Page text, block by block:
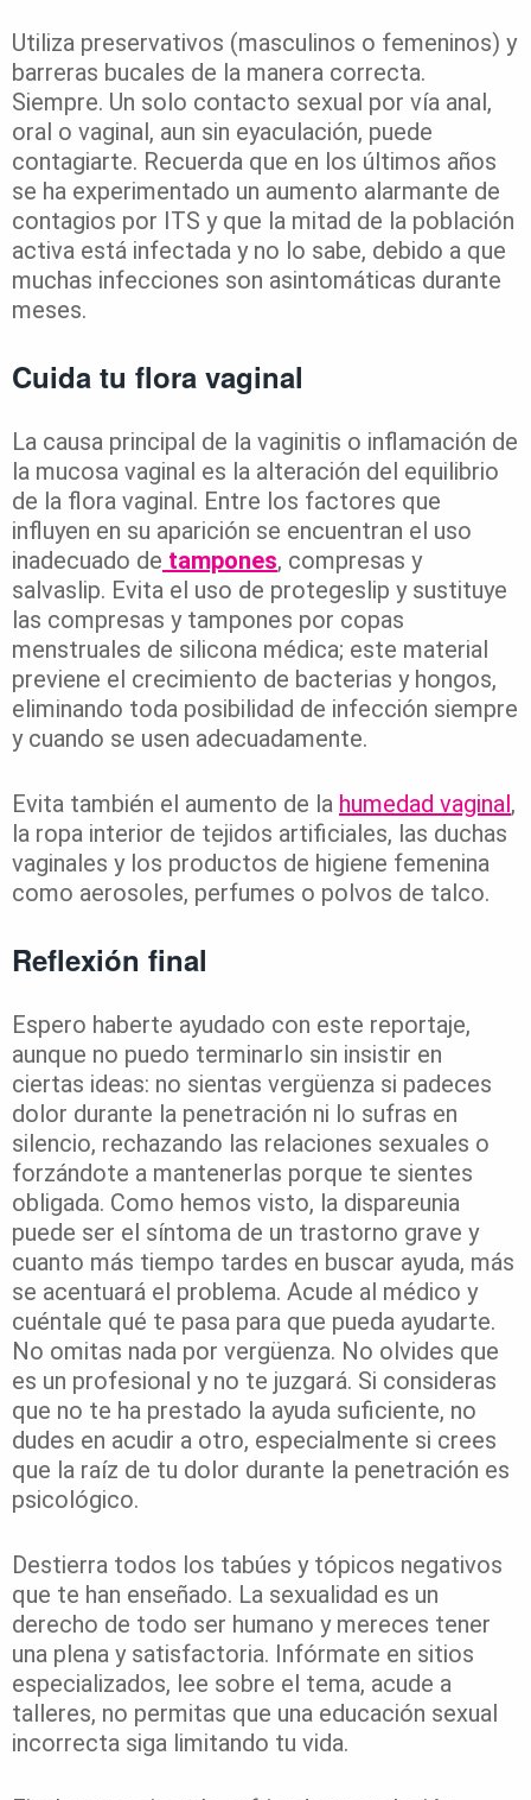
Utiliza preservativos (masculinos o femeninos) y
barreras bucales de la manera correcta.
Siempre. Un solo contacto sexual por vía anal,
oral o vaginal, aun sin eyaculación, puede
contagiarte. Recuerda que en los últimos años
se ha experimentado un aumento alarmante de
contagios por ITS y que la mitad de la población
activa está infectada y no lo sabe, debido a que
muchas infecciones son asintomáticas durante
meses.
Cuida tu flora vaginal
La causa principal de la vaginitis o inflamación de
la mucosa vaginal es la alteración del equilibrio
de la flora vaginal. Entre los factores que
influyen en su aparición se encuentran el uso
inadecuado de tampones, compresas y
salvaslip. Evita el uso de protegeslip y sustituye
las compresas y tampones por copas
menstruales de silicona médica; este material
previene el crecimiento de bacterias y hongos,
eliminando toda posibilidad de infección siempre
y cuando se usen adecuadamente.
Evita también el aumento de la humedad vaginal ,
la ropa interior de tejidos artificiales, las duchas
vaginales y los productos de higiene femenina
como aerosoles, perfumes o polvos de talco.
Reflexión final
Espero haberte ayudado con este reportaje,
aunque no puedo terminarlo sin insistir en
ciertas ideas: no sientas vergüenza si padeces
dolor durante la penetración ni lo sufras en
silencio, rechazando las relaciones sexuales o
forzándote a mantenerlas porque te sientes
obligada. Como hemos visto, la dispareunia
puede ser el síntoma de un trastorno grave y
cuanto más tiempo tardes en buscar ayuda, más
se acentuará el problema. Acude al médico y
cuéntale qué te pasa para que pueda ayudarte.
No omitas nada por vergüenza. No olvides que
es un profesional y no te juzgará. Si consideras
que no te ha prestado la ayuda suficiente, no
dudes en acudir a otro, especialmente si crees
que la raíz de tu dolor durante la penetración es
psicológico.
Destierra todos los tabúes y tópicos negativos
que te han enseñado. La sexualidad es un
derecho de todo ser humano y mereces tener
una plena y satisfactoria. Infórmate en sitios
especializados, lee sobre el tema, acude a
talleres, no permitas que una educación sexual
incorrecta siga limitando tu vida.